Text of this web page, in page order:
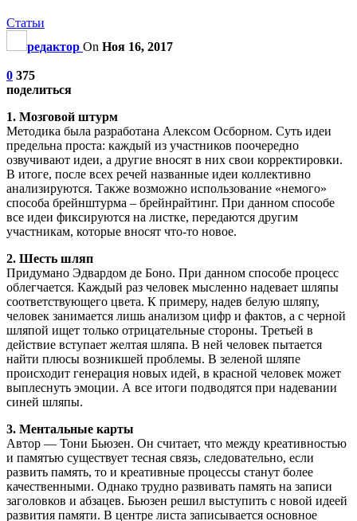
Статьи
редактор On Ноя 16, 2017
0 375
поделиться
1. Мозговой штурм
Методика была разработана Алексом Осборном. Суть идеи
предельна проста: каждый из участников поочередно
озвучивают идеи, а другие вносят в них свои корректировки.
В итоге, после всех речей названные идеи коллективно
анализируются. Также возможно использование «немого»
способа брейнштурма – брейнрайтинг. При данном способе
все идеи фиксируются на листке, передаются другим
участникам, которые вносят что-то новое.
2. Шесть шляп
Придумано Эдвардом де Боно. При данном способе процесс
облегчается. Каждый раз человек мысленно надевает шляпы
соответствующего цвета. К примеру, надев белую шляпу,
человек занимается лишь анализом цифр и фактов, а с черной
шляпой ищет только отрицательные стороны. Третьей в
действие вступает желтая шляпа. В ней человек пытается
найти плюсы возникшей проблемы. В зеленой шляпе
происходит генерация новых идей, в красной человек может
выплеснуть эмоции. А все итоги подводятся при надевании
синей шляпы.
3. Ментальные карты
Автор — Тони Бьюзен. Он считает, что между креативностью
и памятью существует тесная связь, следовательно, если
развить память, то и креативные процессы станут более
качественными. Однако трудно развивать память на записи
заголовков и абзацев. Бьюзен решил выступить с новой идеей
развития памяти. В центре листа записывается основное